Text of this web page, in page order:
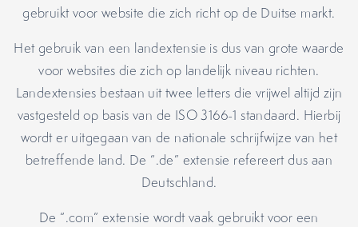
gebruikt voor website die zich richt op de Duitse markt.
Het gebruik van een landextensie is dus van grote waarde
voor websites die zich op landelijk niveau richten.
Landextensies bestaan uit twee letters die vrijwel altijd zijn
vastgesteld op basis van de ISO 3166-1 standaard. Hierbij
wordt er uitgegaan van de nationale schrijfwijze van het
betreffende land. De “.de” extensie refereert dus aan
Deutschland.
De “.com” extensie wordt vaak gebruikt voor een